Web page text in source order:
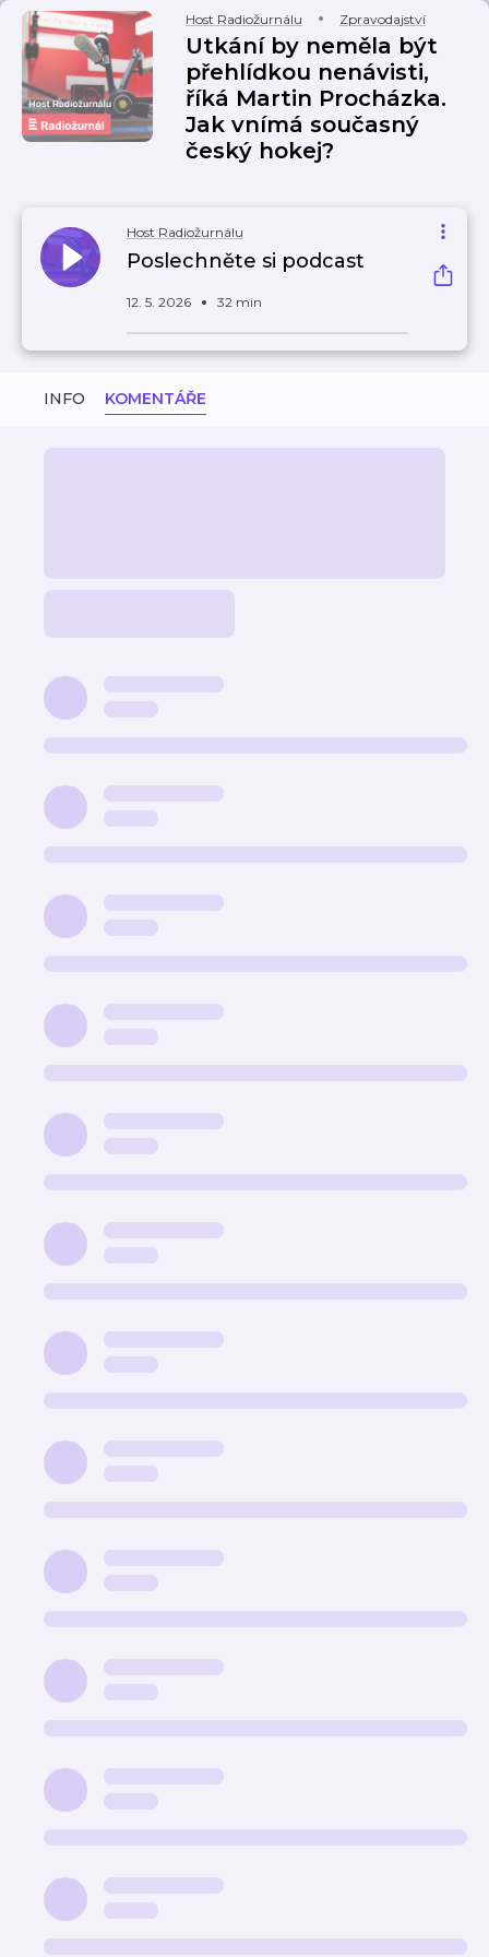
Host Radiožurnálu Zpravodajství
Utkání by neměla být
přehlídkou nenávisti,
říká Martin Procházka.
Jak vnímá současný
český hokej?
Host Radiožurnálu
Poslechněte si podcast
12. 5. 2026 32 min
INFO KOMENTÁŘE